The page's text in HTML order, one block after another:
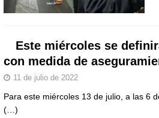
pone bajo la lupa a nuevo
De La Espriella en la Arena
Este miércoles se
con medida de
11 de julio de 2022
Para este miércoles 13 de julio, a las 6
(…)